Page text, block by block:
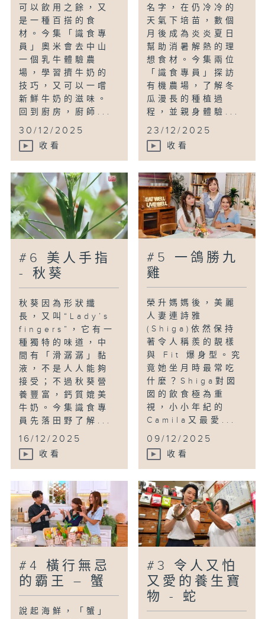
可以飲用之餘，又
是一種百搭的食
材。今集「識食專
員」奧米會去中山
一個乳牛體驗農
場，學習擠牛奶的
技巧，又可以一嚐
新鮮牛奶的滋味。
回到廚房，廚師...
30/12/2025
收看
名字，在仍冷冷的
天氣下培苗，數個
月後成為炎炎夏日
幫助消暑解熱的理
想食材。今集兩位
「識食專員」探訪
有機農場，了解冬
瓜漫長的種植過
程，並親身體驗...
23/12/2025
收看
#6 美人手指
- 秋葵
秋葵因為形狀纖
長，又叫“Lady’s
fingers”，它有一
種獨特的味道，中
間有「滑潺潺」黏
液，不是人人能夠
接受；不過秋葵營
養豐富，鈣質媲美
牛奶。今集識食專
員先落田野了解...
16/12/2025
收看
#5 一鴿勝九
雞
榮升媽媽後，美麗
人妻連詩雅
(Shiga)依然保持
著令人稱羨的靚樣
與 Fit 爆身型。究
竟她坐月時最常吃
什麼？Shiga對囡
囡的飲食極為重
視，小小年紀的
Camila又最愛...
09/12/2025
收看
#4 橫行無忌
的霸王 – 蟹
說起海鮮，「蟹」
#3 令人又怕
又愛的養生寶
物 - 蛇